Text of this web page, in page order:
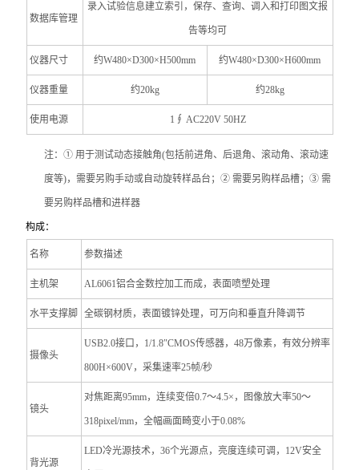
数据库管理
录入试验信息建立索引，保存、查询、调入和打印图文报
告等均可
仪器尺寸 约W480×D300×H500mm 约W480×D300×H600mm
仪器重量 约20kg 约28kg
使用电源 1 ∮ AC220V 50HZ
注：① 用于测试动态接触角(包括前进角、后退角、滚动角、滚动速
度等)，需要另购手动或自动旋转样品台；②需要另购样品槽；③需
要另购样品槽和进样器
构成：
名称 参数描述
主机架 AL6061铝合金数控加工而成，表面喷塑处理
水平支撑脚 全碳钢材质，表面镀锌处理，可万向和垂直升降调节
摄像头
USB2.0接口，1/1.8″CMOS传感器，48万像素，有效分辨率
800H×600V，采集速率25帧/秒
镜头
对焦距离95mm，连续变倍0.7～4.5×，图像放大率50～
318pixel/mm，全幅画面畸变小于0.08%
背光源
LED冷光源技术，36个光源点，亮度连续可调，12V安全